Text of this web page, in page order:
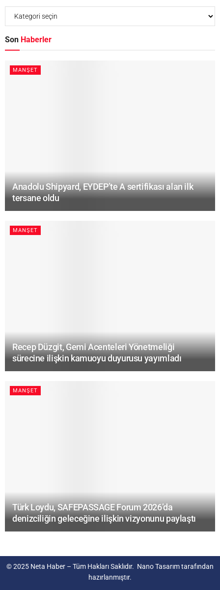
Son Haberler
MANŞET
Anadolu Shipyard, EYDEP’te A sertifikası alan ilk
tersane oldu
MANŞET
Recep Düzgit, Gemi Acenteleri Yönetmeliği
sürecine ilişkin kamuoyu duyurusu yayımladı
MANŞET
Türk Loydu, SAFEPASSAGE Forum 2026’da
denizciliğin geleceğine ilişkin vizyonunu paylaştı
© 2025 Neta Haber – Tüm Hakları Saklıdır. Nano Tasarımtarafından
hazırlanmıştır.